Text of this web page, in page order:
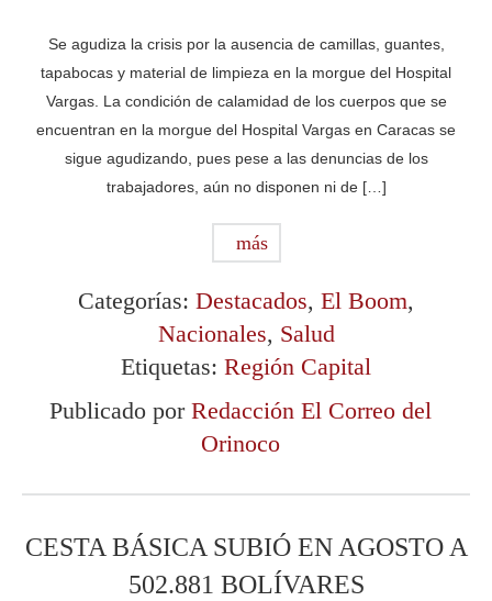
Se agudiza la crisis por la ausencia de camillas, guantes,
tapabocas y material de limpieza en la morgue del Hospital
Vargas. La condición de calamidad de los cuerpos que se
encuentran en la morgue del Hospital Vargas en Caracas se
sigue agudizando, pues pese a las denuncias de los
trabajadores, aún no disponen ni de […]
más
Categorías: Destacados, El Boom,
Nacionales, Salud
Etiquetas: Región Capital
Publicado por Redacción El Correo del
Orinoco
CESTA BÁSICA SUBIÓ EN AGOSTO A
502.881 BOLÍVARES